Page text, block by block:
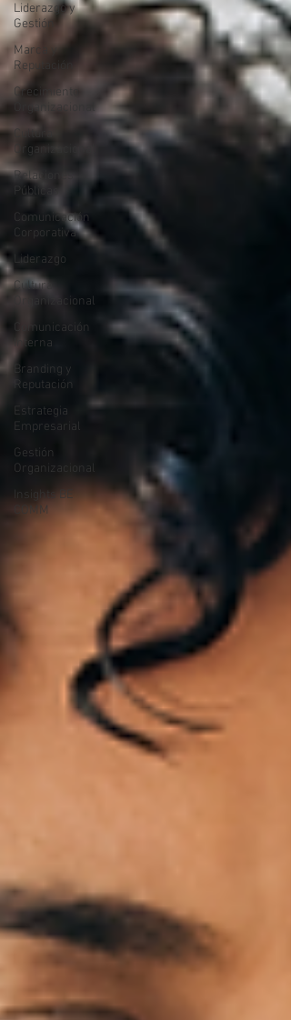
Liderazgo y
Gestión
Marca y
Reputación
Crecimiento
Organizacional
Cultura
Organizacional
Relaciones
Públicas
Comunicación
Corporativa
Liderazgo
Cultura
Organizacional
Comunicación
Interna
Branding y
Reputación
Estrategia
Empresarial
Gestión
Organizacional
Insights BE
COMM